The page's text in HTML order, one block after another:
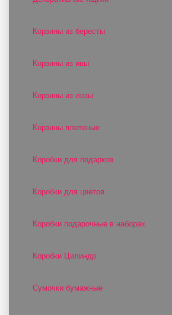
Корзины из бересты
Корзины из ивы
Корзины из лозы
Корзины плетеные
Коробки для подарков
Коробки для цветов
Коробки подарочные в наборах
Коробки Цилиндр
Сумочки бумажные